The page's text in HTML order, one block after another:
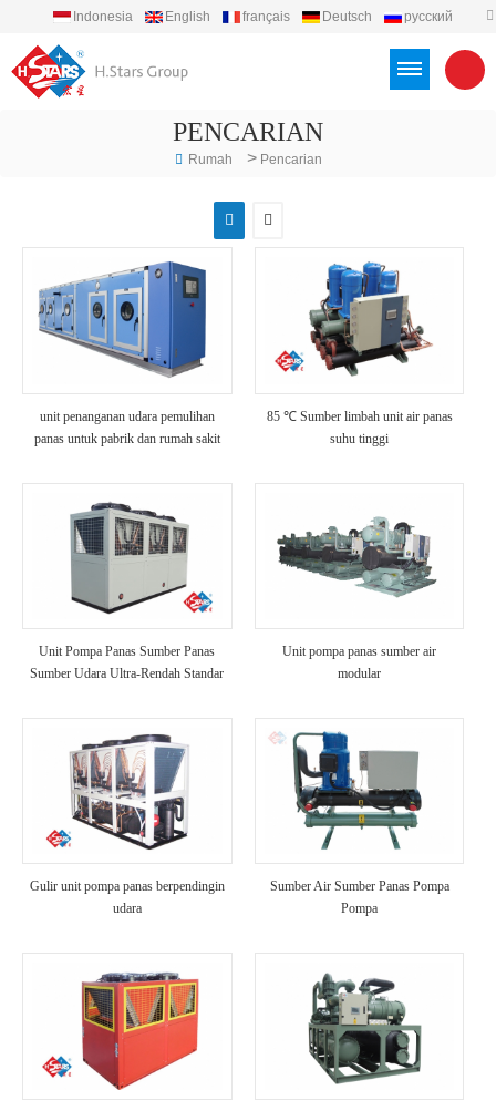
Indonesia English français Deutsch
русский
PENCARIAN
Rumah > Pencarian
unit penanganan udara pemulihan
panas untuk pabrik dan rumah sakit
85 ℃ Sumber limbah unit air panas
suhu tinggi
Unit Pompa Panas Sumber Panas
Sumber Udara Ultra-Rendah Standar
Unit pompa panas sumber air
modular
Gulir unit pompa panas berpendingin
udara
Sumber Air Sumber Panas Pompa
Pompa